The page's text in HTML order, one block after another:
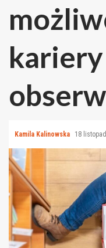
Kamila Kalinowska 18